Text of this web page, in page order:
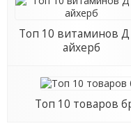
Топ 10 витаминов Д
айхерб
Топ 10 товаров